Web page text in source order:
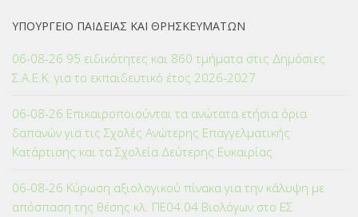
ΥΠΟΥΡΓΕΙΟ ΠΑΙΔΕΙΑΣ ΚΑΙ ΘΡΗΣΚΕΥΜΑΤΩΝ
06-08-26 95 ειδικότητες και 860 τμήματα στις Δημόσιες
Σ.Α.Ε.Κ. για το εκπαιδευτικό έτος 2026-2027
06-08-26 Επικαιροποιούνται τα ανώτατα ετήσια όρια
δαπανών για τις Σχολές Ανώτερης Επαγγελματικής
Κατάρτισης και τα Σχολεία Δεύτερης Ευκαιρίας
06-08-26 Κύρωση αξιολογικού πίνακα για την κάλυψη με
απόσπαση της θέσης κλ. ΠΕ04.04 Βιολόγων στο ΕΣ